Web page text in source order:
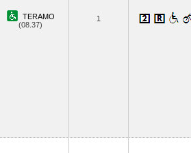
TERAMO
(08.37)
1